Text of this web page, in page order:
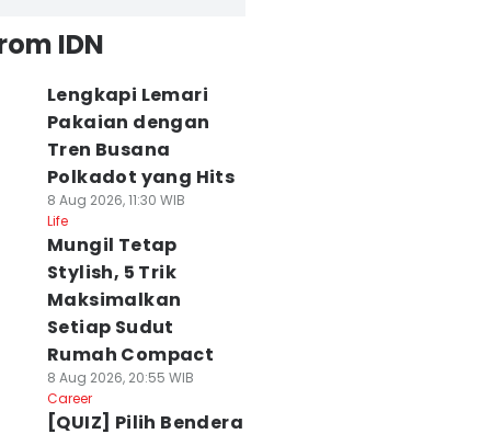
Ide Daur Ulang
Gigi Bekas
Drone Misterius
Terbang Malam
Hari Resahkan
Peternak di Marga
News
IDN
Lengkapi Lemari
Pakaian dengan
Tren Busana
Polkadot yang Hits
8 Aug 2026, 11:30 WIB
Life
Mungil Tetap
Stylish, 5 Trik
Maksimalkan
Setiap Sudut
Rumah Compact
8 Aug 2026, 20:55 WIB
Career
[QUIZ] Pilih Bendera